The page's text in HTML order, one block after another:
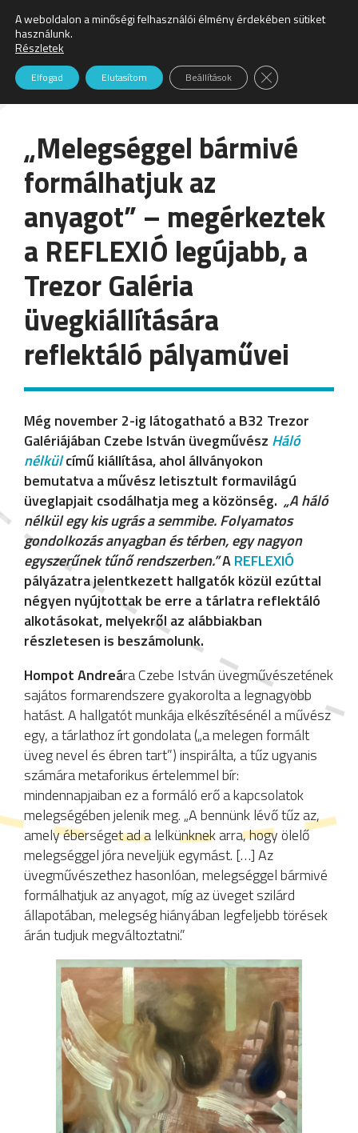
Keresés:
Hírek
„Melegséggel bármivé
formálhatjuk az
anyagot” – megérkeztek
a REFLEXIÓ legújabb, a
Trezor Galéria
üvegkiállítására
reflektáló pályaművei
Még november 2-ig látogatható a B32 Trezor
Galériájában Czebe István üvegművész Háló
nélkülcímű kiállítása, ahol állványokon
bemutatva a művész letisztult formavilágú
üveglapjait csodálhatja meg a közönség. „A háló
nélkül egy kis ugrás a semmibe. Folyamatos
gondolkozás anyagban és térben, egy nagyon
egyszerűnek tűnő rendszerben.”AREFLEXIÓ
pályázatra jelentkezett hallgatók közül ezúttal
négyen nyújtottak be erre a tárlatra reflektáló
alkotásokat, melyekről az alábbiakban
részletesen is beszámolunk.
Hompot Andreára Czebe István üvegművészetének
sajátos formarendszere gyakorolta a legnagyobb
hatást. A hallgatót munkája elkészítésénél a művész
egy, a tárlathoz írt gondolata („a melegen formált
üveg nevel és ébren tart”) inspirálta, a tűz ugyanis
számára metaforikus értelemmel bír:
mindennapjaiban ez a formáló erő a kapcsolatok
melegségében jelenik meg. „A bennünk lévő tűz az,
amely éberséget ad a lelkünknek arra, hogy ölelő
melegséggel jóra neveljük egymást. […] Az
üvegművészethez hasonlóan, melegséggel bármivé
formálhatjuk az anyagot, míg az üveget szilárd
állapotában, melegség hiányában legfeljebb törések
árán tudjuk megváltoztatni.”
A weboldalon a minőségi felhasználói élmény érdekében sütiket
használunk.
Részletek
Elfogad Elutasítom Beállítások Close GDPR